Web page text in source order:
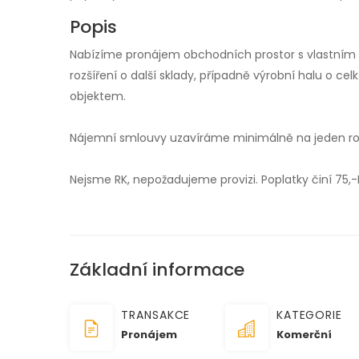
Popis
Nabízíme pronájem obchodních prostor s
rozšíření o další sklady, případně výrobní halu o
objektem.
Nájemní smlouvy uzavíráme minimálně na jeden
Nejsme RK, nepožadujeme provizi. Poplatky činí
Základní informace
TRANSAKCE
Pronájem
KATEGORIE
Komerční